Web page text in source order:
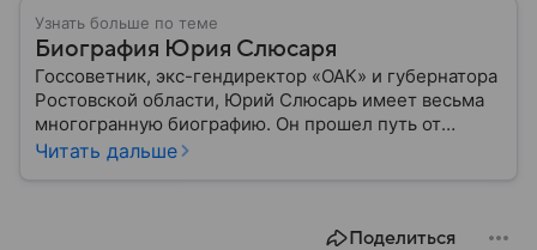
Узнать больше по теме
Биография Юрия Слюсаря
Госсоветник, экс-гендиректор «ОАК» и губернатора
Ростовской области, Юрий Слюсарь имеет весьма
многогранную биографию. Он прошел путь от
музыкального продюсера до руководителя
Читать дальше
Поделиться